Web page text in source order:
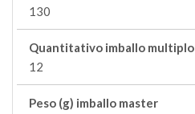
130
Quantitativo imballo multiplo
12
Peso (g) imballo master